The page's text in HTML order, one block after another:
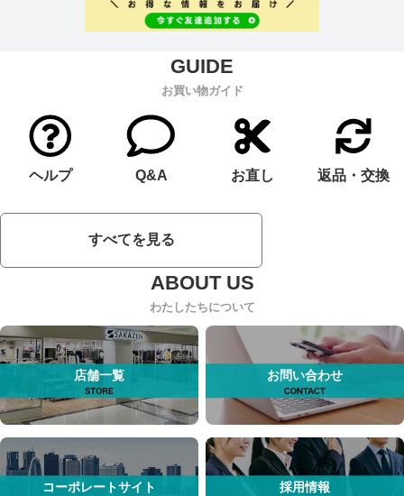
お買い物ガイド
ヘルプ Q&A お直し 返品・交換
すべてを見る
わたしたちについて
店舗一覧 お問い合わせ
コーポレートサイト 採用情報